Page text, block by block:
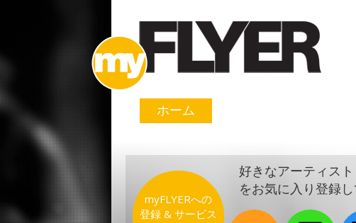
ホーム
好きなアーティス
をお気に入り登録し
myFLYERへの
登録 & サービス